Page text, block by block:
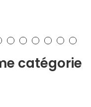
catégorie